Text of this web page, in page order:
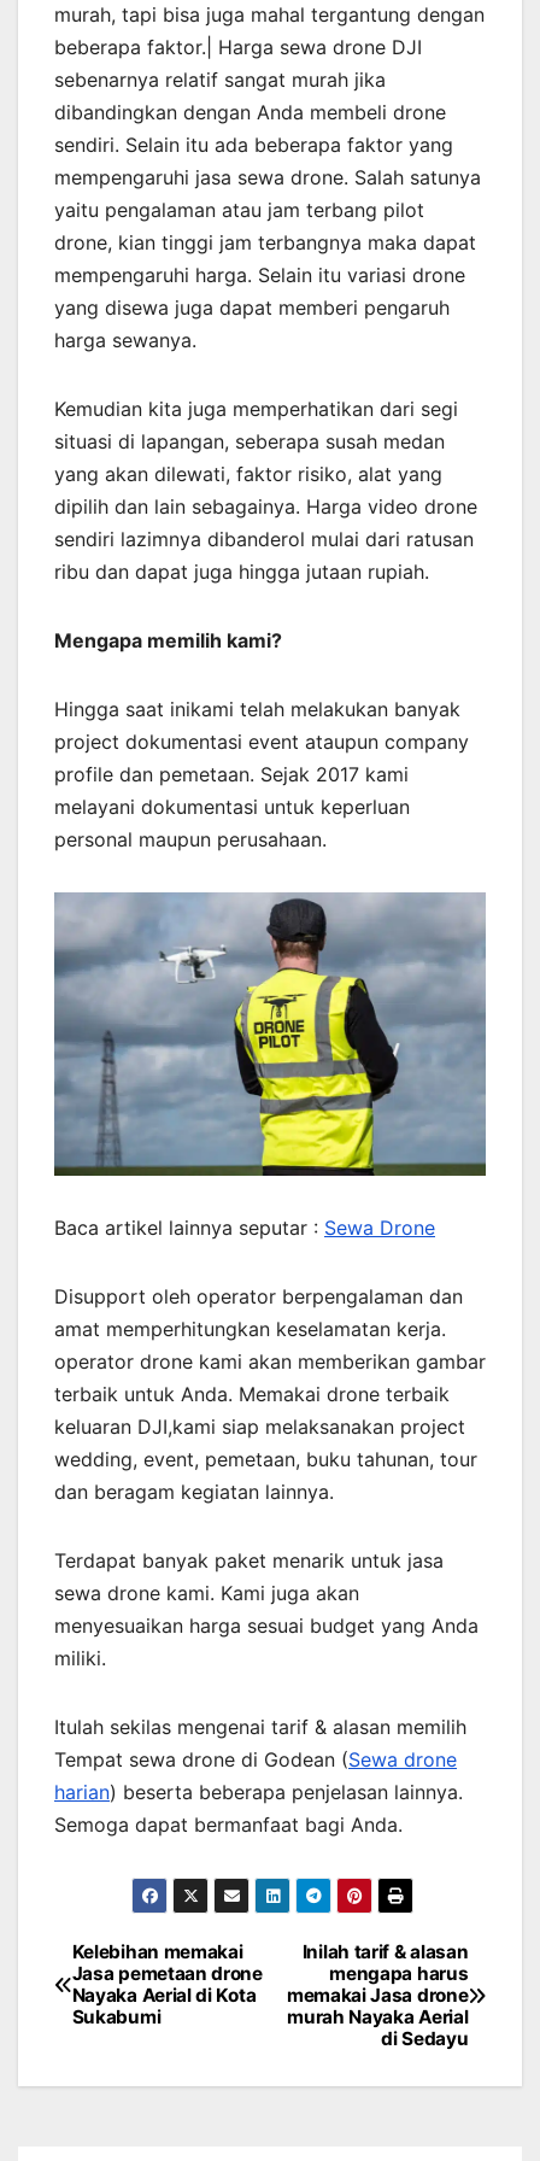
murah, tapi bisa juga mahal tergantung dengan
beberapa faktor.| Harga sewa drone DJI
sebenarnya relatif sangat murah jika
dibandingkan dengan Anda membeli drone
sendiri. Selain itu ada beberapa faktor yang
mempengaruhi jasa sewa drone. Salah satunya
yaitu pengalaman atau jam terbang pilot
drone, kian tinggi jam terbangnya maka dapat
mempengaruhi harga. Selain itu variasi drone
yang disewa juga dapat memberi pengaruh
harga sewanya.
Kemudian kita juga memperhatikan dari segi
situasi di lapangan, seberapa susah medan
yang akan dilewati, faktor risiko, alat yang
dipilih dan lain sebagainya. Harga video drone
sendiri lazimnya dibanderol mulai dari ratusan
ribu dan dapat juga hingga jutaan rupiah.
Mengapa memilih kami?
Hingga saat inikami telah melakukan banyak
project dokumentasi event ataupun company
profile dan pemetaan. Sejak 2017 kami
melayani dokumentasi untuk keperluan
personal maupun perusahaan.
Baca artikel lainnya seputar : Sewa Drone
Disupport oleh operator berpengalaman dan
amat memperhitungkan keselamatan kerja.
operator drone kami akan memberikan gambar
terbaik untuk Anda. Memakai drone terbaik
keluaran DJI,kami siap melaksanakan project
wedding, event, pemetaan, buku tahunan, tour
dan beragam kegiatan lainnya.
Terdapat banyak paket menarik untuk jasa
sewa drone kami. Kami juga akan
menyesuaikan harga sesuai budget yang Anda
miliki.
Itulah sekilas mengenai tarif & alasan memilih
Tempat sewa drone di Godean (Sewa drone
harian) beserta beberapa penjelasan lainnya.
Semoga dapat bermanfaat bagi Anda.
Post
navigation
Inilah tarif & alasan
mengapa harus
memakai Jasa drone
murah Nayaka Aerial
di Sedayu
Kelebihan memakai
Jasa pemetaan drone
Nayaka Aerial di Kota
Sukabumi